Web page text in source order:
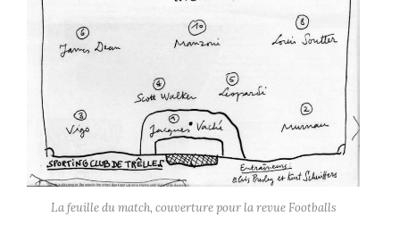
La feuille du match, couverture pour la revue Footballs